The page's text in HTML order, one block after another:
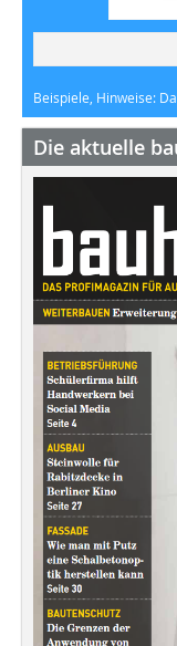
Beispiele, Hinweise:
Die aktuelle